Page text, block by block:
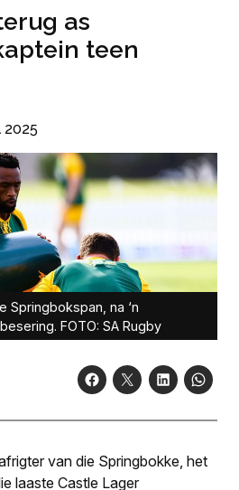
as
teen
2025
Springbokspan, na ‘n
FOTO: SA Rugby
van die Springbokke, het
laaste Castle Lager